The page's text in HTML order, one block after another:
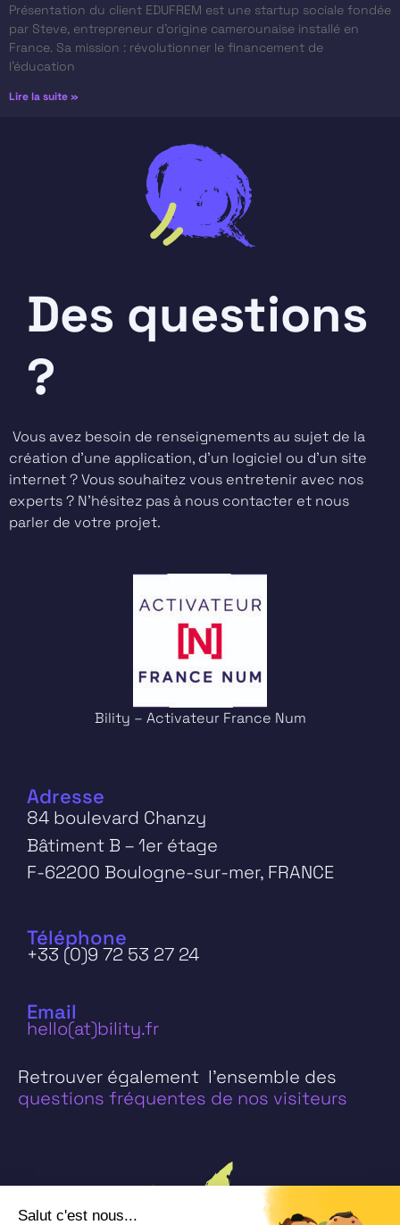
Présentation du client​ EDUFREM est une startup sociale fondée
par Steve, entrepreneur d’origine camerounaise installé en
France. Sa mission : révolutionner le financement de
l’éducation
Lire la suite »
Des questions
?
Vous avez besoin de renseignements au sujet de la
création d’une application, d’un logiciel ou d’un site
internet ? Vous souhaitez vous entretenir avec nos
experts ? N’hésitez pas à nous contacter et nous
parler de votre projet.
Bility – Activateur France Num
Adresse
84 boulevard Chanzy
Bâtiment B – 1er étage
F-62200 Boulogne-sur-mer, FRANCE
Téléphone
+33 (0)9 72 53 27 24
Email
hello(at)bility.fr
Retrouver également l’ensemble des
questions fréquentes de nos visiteurs